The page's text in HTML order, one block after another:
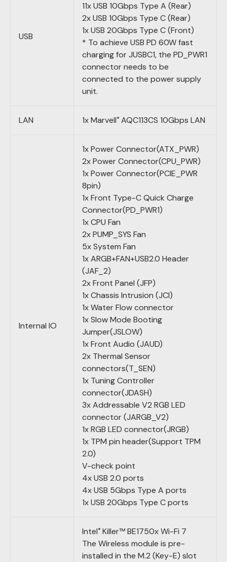
USB
11x USB 10Gbps Type A (Rear)
2x USB 10Gbps Type C (Rear)
1x USB 20Gbps Type C (Front)
* To achieve USB PD 60W fast
charging for JUSBC1, the PD_PWR1
connector needs to be
connected to the power supply
unit.
LAN 1x Marvell® AQC113CS 10Gbps LAN
Internal IO
1x Power Connector(ATX_PWR)
2x Power Connector(CPU_PWR)
1x Power Connector(PCIE_PWR
8pin)
1x Front Type-C Quick Charge
Connector(PD_PWR1)
1x CPU Fan
2x PUMP_SYS Fan
5x System Fan
1x ARGB+FAN+USB2.0 Header
(JAF_2)
2x Front Panel (JFP)
1x Chassis Intrusion (JCI)
1x Water Flow connector
1x Slow Mode Booting
Jumper(JSLOW)
1x Front Audio (JAUD)
2x Thermal Sensor
connectors(T_SEN)
1x Tuning Controller
connector(JDASH)
3x Addressable V2 RGB LED
connector (JARGB_V2)
1x RGB LED connector(JRGB)
1x TPM pin header(Support TPM
2.0)
V-check point
4x USB 2.0 ports
4x USB 5Gbps Type A ports
1x USB 20Gbps Type C ports
Intel® Killer™ BE1750x Wi-Fi 7
The Wireless module is pre-
installed in the M.2 (Key-E) slot